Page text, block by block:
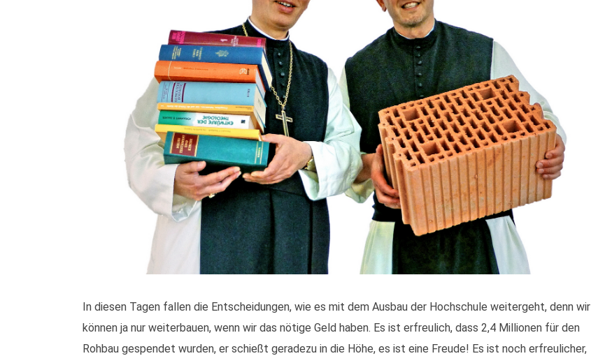
In diesen Tagen fallen die Entscheidungen, wie es mit dem Ausbau der Hochschule weitergeht, denn wir
können ja nur weiterbauen, wenn wir das nötige Geld haben. Es ist erfreulich, dass 2,4 Millionen für den
Rohbau gespendet wurden, er schießt geradezu in die Höhe, es ist eine Freude! Es ist noch erfreulicher,